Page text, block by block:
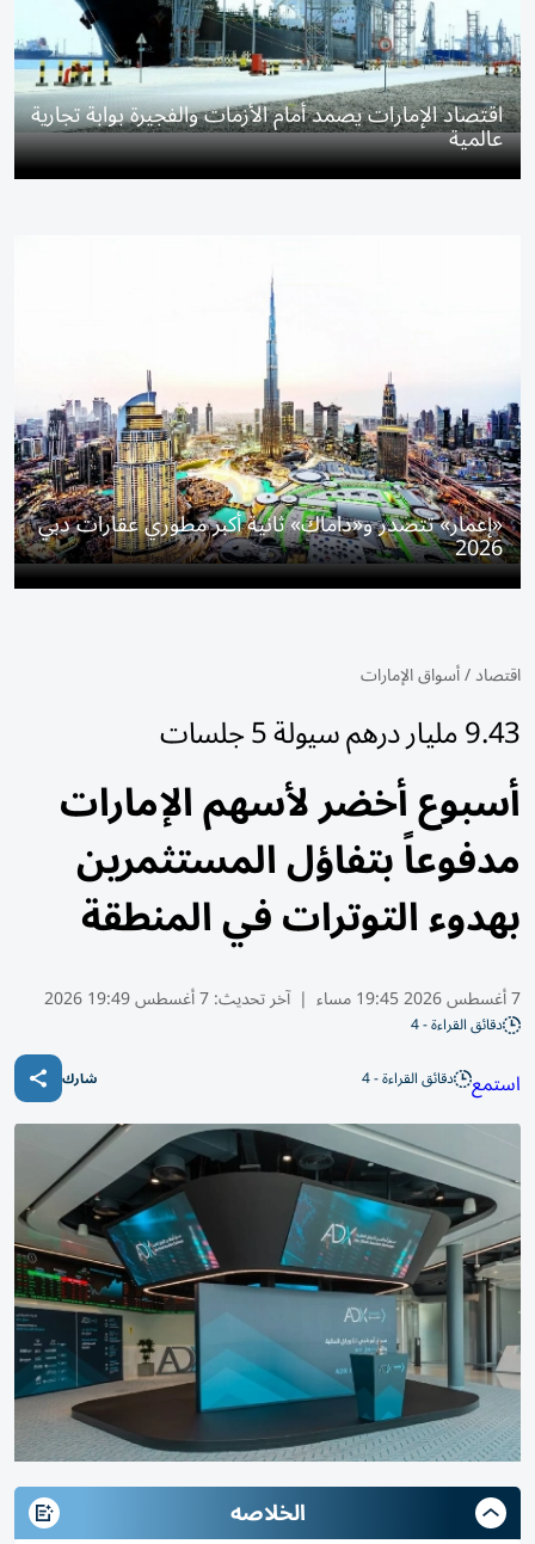
اقتصاد الإمارات يصمد أمام الأزمات والفجيرة بوابة تجارية
عالمية
«إعمار» تتصدر و«داماك» ثانية أكبر مطوري عقارات دبي
2026
اقتصاد/أسواق الإمارات
9.43 مليار درهم سيولة 5 جلسات
أسبوع أخضر لأسهم الإمارات
مدفوعاً بتفاؤل المستثمرين
بهدوء التوترات في المنطقة
7 أغسطس 2026 19:45 مساء | آخر تحديث:7 أغسطس 19:49 2026
دقائق القراءة - 4
استمع دقائق القراءة - 4 شارك
الخلاصه